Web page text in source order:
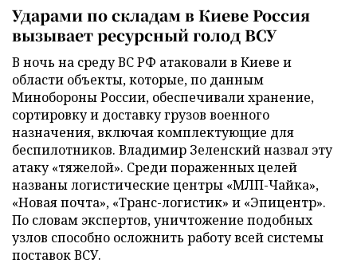
Ударами по складам в Киеве Россия
вызывает ресурсный голод ВСУ
В ночь на среду ВС РФ атаковали в Киеве и
области объекты, которые, по данным
Минобороны России, обеспечивали хранение,
сортировку и доставку грузов военного
назначения, включая комплектующие для
беспилотников. Владимир Зеленский назвал эту
атаку «тяжелой». Среди пораженных целей
названы логистические центры «МЛП-Чайка»,
«Новая почта», «Транс-логистик» и «Эпицентр».
По словам экспертов, уничтожение подобных
узлов способно осложнить работу всей системы
поставок ВСУ.